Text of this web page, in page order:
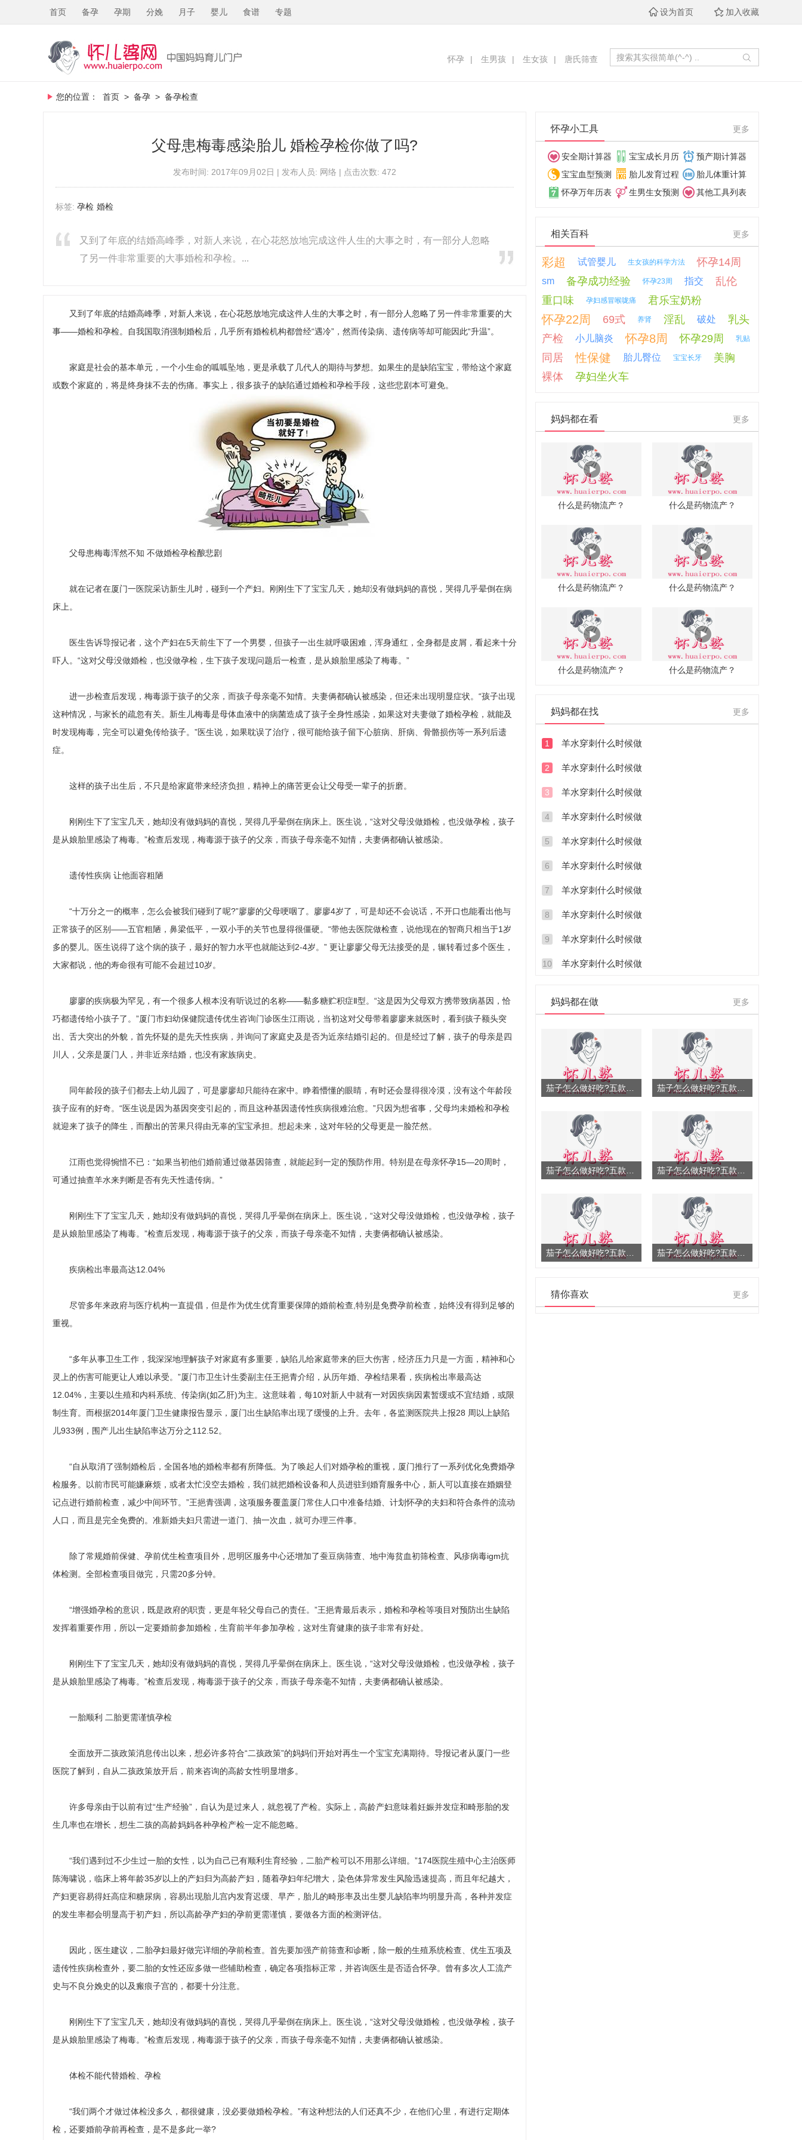
首页 备孕 孕期 分娩 月子 婴儿 食谱 专题 设为首页 加入收藏
怀孕 | 生男孩 | 生女孩 | 唐氏筛查
您的位置： 首页 > 备孕 > 备孕检查
父母患梅毒感染胎儿 婚检孕检你做了吗?
发布时间: 2017年09月02日 | 发布人员: 网络 | 点击次数: 472
标签: 孕检 婚检
又到了年底的结婚高峰季，对新人来说，在心花怒放地完成这件人生的大事之时，有一部分人忽略
了另一件非常重要的大事婚检和孕检。...
又到了年底的结婚高峰季，对新人来说，在心花怒放地完成这件人生的大事之时，有一部分人忽略了另一件非常重要的大
事——婚检和孕检。自我国取消强制婚检后，几乎所有婚检机构都曾经“遇冷”，然而传染病、遗传病等却可能因此“升温”。
家庭是社会的基本单元，一个小生命的呱呱坠地，更是承载了几代人的期待与梦想。如果生的是缺陷宝宝，带给这个家庭
或数个家庭的，将是终身抹不去的伤痛。事实上，很多孩子的缺陷通过婚检和孕检手段，这些悲剧本可避免。
父母患梅毒浑然不知 不做婚检孕检酿悲剧
就在记者在厦门一医院采访新生儿时，碰到一个产妇。刚刚生下了宝宝几天，她却没有做妈妈的喜悦，哭得几乎晕倒在病
床上。
医生告诉导报记者，这个产妇在5天前生下了一个男婴，但孩子一出生就呼吸困难，浑身通红，全身都是皮屑，看起来十分
吓人。“这对父母没做婚检，也没做孕检，生下孩子发现问题后一检查，是从娘胎里感染了梅毒。”
进一步检查后发现，梅毒源于孩子的父亲，而孩子母亲毫不知情。夫妻俩都确认被感染，但还未出现明显症状。“孩子出现
这种情况，与家长的疏忽有关。新生儿梅毒是母体血液中的病菌造成了孩子全身性感染，如果这对夫妻做了婚检孕检，就能及
时发现梅毒，完全可以避免传给孩子。”医生说，如果耽误了治疗，很可能给孩子留下心脏病、肝病、骨骼损伤等一系列后遗
症。
这样的孩子出生后，不只是给家庭带来经济负担，精神上的痛苦更会让父母受一辈子的折磨。
刚刚生下了宝宝几天，她却没有做妈妈的喜悦，哭得几乎晕倒在病床上。医生说，“这对父母没做婚检，也没做孕检，孩子
是从娘胎里感染了梅毒。”检查后发现，梅毒源于孩子的父亲，而孩子母亲毫不知情，夫妻俩都确认被感染。
遗传性疾病 让他面容粗陋
“十万分之一的概率，怎么会被我们碰到了呢?”廖廖的父母哽咽了。廖廖4岁了，可是却还不会说话，不开口也能看出他与
正常孩子的区别——五官粗陋，鼻梁低平，一双小手的关节也显得很僵硬。“带他去医院做检查，说他现在的智商只相当于1岁
多的婴儿。医生说得了这个病的孩子，最好的智力水平也就能达到2-4岁。” 更让廖廖父母无法接受的是，辗转看过多个医生，
大家都说，他的寿命很有可能不会超过10岁。
廖廖的疾病极为罕见，有一个很多人根本没有听说过的名称——黏多糖贮积症Ⅱ型。“这是因为父母双方携带致病基因，恰
巧都遗传给小孩子了。”厦门市妇幼保健院遗传优生咨询门诊医生江雨说，当初这对父母带着廖廖来就医时，看到孩子额头突
出、舌大突出的外貌，首先怀疑的是先天性疾病，并询问了家庭史及是否为近亲结婚引起的。但是经过了解，孩子的母亲是四
川人，父亲是厦门人，并非近亲结婚，也没有家族病史。
同年龄段的孩子们都去上幼儿园了，可是廖廖却只能待在家中。睁着懵懂的眼睛，有时还会显得很冷漠，没有这个年龄段
孩子应有的好奇。“医生说是因为基因突变引起的，而且这种基因遗传性疾病很难治愈。”只因为想省事，父母均未婚检和孕检
就迎来了孩子的降生，而酿出的苦果只得由无辜的宝宝承担。想起未来，这对年轻的父母更是一脸茫然。
江雨也觉得惋惜不已：“如果当初他们婚前通过做基因筛查，就能起到一定的预防作用。特别是在母亲怀孕15—20周时，
可通过抽查羊水来判断是否有先天性遗传病。”
刚刚生下了宝宝几天，她却没有做妈妈的喜悦，哭得几乎晕倒在病床上。医生说，“这对父母没做婚检，也没做孕检，孩子
是从娘胎里感染了梅毒。”检查后发现，梅毒源于孩子的父亲，而孩子母亲毫不知情，夫妻俩都确认被感染。
疾病检出率最高达12.04%
尽管多年来政府与医疗机构一直提倡，但是作为优生优育重要保障的婚前检查,特别是免费孕前检查，始终没有得到足够的
重视。
“多年从事卫生工作，我深深地理解孩子对家庭有多重要，缺陷儿给家庭带来的巨大伤害，经济压力只是一方面，精神和心
灵上的伤害可能更让人难以承受。”厦门市卫生计生委副主任王挹青介绍，从历年婚、孕检结果看，疾病检出率最高达
12.04%，主要以生殖和内科系统、传染病(如乙肝)为主。这意味着，每10对新人中就有一对因疾病因素暂缓或不宜结婚，或限
制生育。而根据2014年厦门卫生健康报告显示，厦门出生缺陷率出现了缓慢的上升。去年，各监测医院共上报28 周以上缺陷
儿933例，围产儿出生缺陷率达万分之112.52。
“自从取消了强制婚检后，全国各地的婚检率都有所降低。为了唤起人们对婚孕检的重视，厦门推行了一系列优化免费婚孕
检服务。以前市民可能嫌麻烦，或者太忙没空去婚检，我们就把婚检设备和人员进驻到婚育服务中心，新人可以直接在婚姻登
记点进行婚前检查，减少中间环节。”王挹青强调，这项服务覆盖厦门常住人口中准备结婚、计划怀孕的夫妇和符合条件的流动
人口，而且是完全免费的。准新婚夫妇只需进一道门、抽一次血，就可办理三件事。
除了常规婚前保健、孕前优生检查项目外，思明区服务中心还增加了蚕豆病筛查、地中海贫血初筛检查、风疹病毒igm抗
体检测。全部检查项目做完，只需20多分钟。
“增强婚孕检的意识，既是政府的职责，更是年轻父母自己的责任。”王挹青最后表示，婚检和孕检等项目对预防出生缺陷
发挥着重要作用，所以一定要婚前参加婚检，生育前半年参加孕检，这对生育健康的孩子非常有好处。
刚刚生下了宝宝几天，她却没有做妈妈的喜悦，哭得几乎晕倒在病床上。医生说，“这对父母没做婚检，也没做孕检，孩子
是从娘胎里感染了梅毒。”检查后发现，梅毒源于孩子的父亲，而孩子母亲毫不知情，夫妻俩都确认被感染。
一胎顺利 二胎更需谨慎孕检
全面放开二孩政策消息传出以来，想必许多符合“二孩政策”的妈妈们开始对再生一个宝宝充满期待。导报记者从厦门一些
医院了解到，自从二孩政策放开后，前来咨询的高龄女性明显增多。
许多母亲由于以前有过“生产经验”，自认为是过来人，就忽视了产检。实际上，高龄产妇意味着妊娠并发症和畸形胎的发
生几率也在增长，想生二孩的高龄妈妈各种孕检产检一定不能忽略。
“我们遇到过不少生过一胎的女性，以为自己已有顺利生育经验，二胎产检可以不用那么详细。”174医院生殖中心主治医师
陈海啸说，临床上将年龄35岁以上的产妇归为高龄产妇，随着孕妇年纪增大，染色体异常发生风险迅速提高，而且年纪越大，
产妇更容易得妊高症和糖尿病，容易出现胎儿宫内发育迟缓、早产，胎儿的畸形率及出生婴儿缺陷率均明显升高，各种并发症
的发生率都会明显高于初产妇，所以高龄孕产妇的孕前更需谨慎，要做各方面的检测评估。
因此，医生建议，二胎孕妇最好做完详细的孕前检查。首先要加强产前筛查和诊断，除一般的生殖系统检查、优生五项及
遗传性疾病检查外，要二胎的女性还应多做一些辅助检查，确定各项指标正常，并咨询医生是否适合怀孕。曾有多次人工流产
史与不良分娩史的以及瘢痕子宫的，都要十分注意。
刚刚生下了宝宝几天，她却没有做妈妈的喜悦，哭得几乎晕倒在病床上。医生说，“这对父母没做婚检，也没做孕检，孩子
是从娘胎里感染了梅毒。”检查后发现，梅毒源于孩子的父亲，而孩子母亲毫不知情，夫妻俩都确认被感染。
体检不能代替婚检、孕检
“我们两个才做过体检没多久，都很健康，没必要做婚检孕检。”有这种想法的人们还真不少，在他们心里，有进行定期体
检，还要婚前孕前再检查，是不是多此一举?
更多
怀孕小工具
安全期计算器 宝宝成长月历
预产期计算器
宝宝血型预测
胎儿发育过程
胎儿体重计算
怀孕万年历表
生男生女预测 其他工具列表
更多
相关百科
彩超 试管婴儿 生女孩的科学方法 怀孕14周
sm 备孕成功经验 怀孕23周 指交
乱伦
重口味
孕妇感冒喉咙痛 君乐宝奶粉
怀孕22周 69式 养肾 淫乱 破处
乳头
产检
小儿脑炎 怀孕8周 怀孕29周 乳贴
同居 性保健 胎儿臀位 宝宝长牙
美胸
裸体
孕妇坐火车
更多
妈妈都在看
什么是药物流产？ 什么是药物流产？
什么是药物流产？ 什么是药物流产？
什么是药物流产？ 什么是药物流产？
更多
妈妈都在找
羊水穿刺什么时候做
1
羊水穿刺什么时候做
2
羊水穿刺什么时候做
3
羊水穿刺什么时候做
4
羊水穿刺什么时候做
5
羊水穿刺什么时候做
6
羊水穿刺什么时候做
7
羊水穿刺什么时候做
8
羊水穿刺什么时候做
9
羊水穿刺什么时候做
10
更多
妈妈都在做
更多
猜你喜欢